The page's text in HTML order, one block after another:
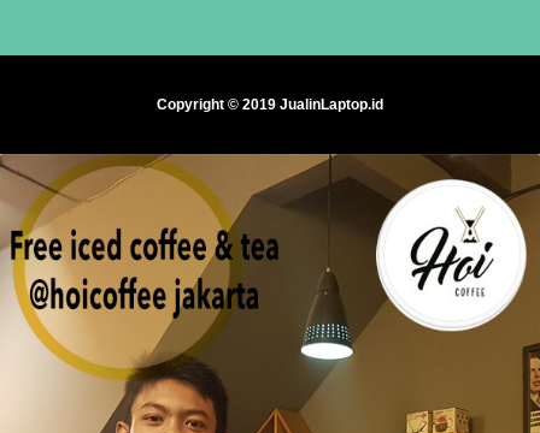
Copyright © 2019 JualinLaptop.id